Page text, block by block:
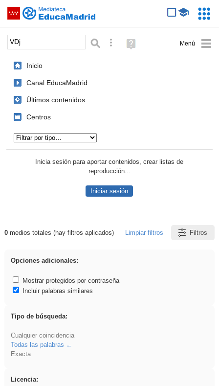
Saltar navegación
Palabra o frase: Búsqueda avanzada
Ayuda
(en
Inicio
Canal EducaMadrid
Últimos contenidos
Centros
Inicia sesión para aportar contenidos, crear listas de
reproducción...
Iniciar sesión
Resultados de: VDj
0medios totales (hay filtros aplicados) Limpiar filtros Filtros
Opciones adicionales:
Mostrar protegidos por contraseña
Incluir palabras similares
Tipo de búsqueda:
Cualquier coincidencia
Todas las palabras
Exacta
Licencia: